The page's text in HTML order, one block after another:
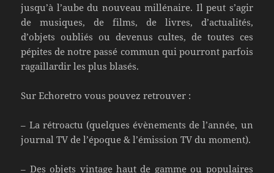
jusqu’à l’aube du nouveau millénaire. Il peut s’agir
de musiques, de films, de livres, d’actualités,
d’objets oubliés ou devenus cultes, de toutes ces
pépites de notre passé commun qui pourront parfois
ragaillardir les plus blasés.
Sur Echoretro vous pouvez retrouver :
– La rétroactu (quelques évènements de l’année, un
journal TV de l’époque & l’émission TV du moment).
– Des objets vintage haut de gamme ou populaires